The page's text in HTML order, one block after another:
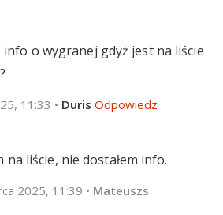
info o wygranej gdyż jest na liście
11:33 • Duris Odpowiedz
na liście, nie dostałem info.
2025, 11:39 • Mateuszs